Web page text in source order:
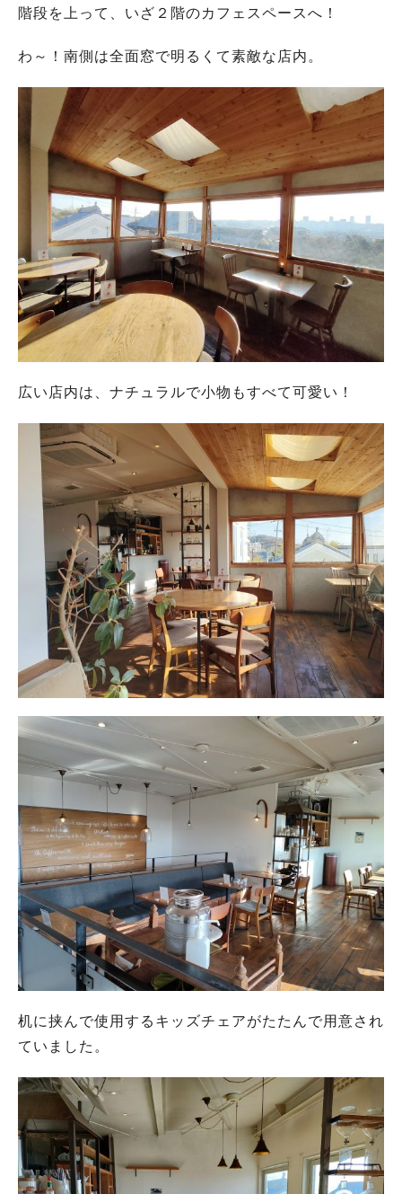
階段を上って、いざ２階のカフェスペースへ！
わ～！南側は全面窓で明るくて素敵な店内。
広い店内は、ナチュラルで小物もすべて可愛い！
机に挟んで使用するキッズチェアがたたんで用意され
ていました。